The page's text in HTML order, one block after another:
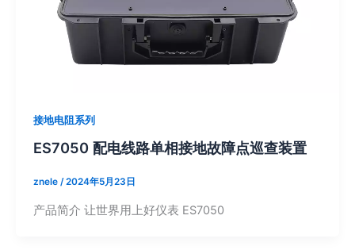
接地电阻系列
ES7050 配电线路单相接地故障点巡查装置
znele /2024年5月23日
产品简介 让世界用上好仪表 ES7050